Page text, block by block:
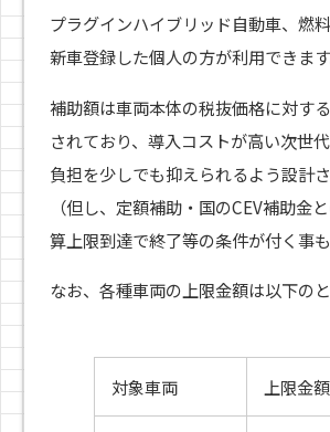
プラグインハイブリッド自動車、燃
新車登録した個人の方が利用できます
補助額は車両本体の税抜価格に対す
されており、導入コストが高い次世
負担を少しでも抑えられるよう設計さ
（但し、定額補助・国のCEV補助金
算上限到達で終了等の条件が付く事も
なお、各種車両の上限金額は以下のと
対象車両 上限金額